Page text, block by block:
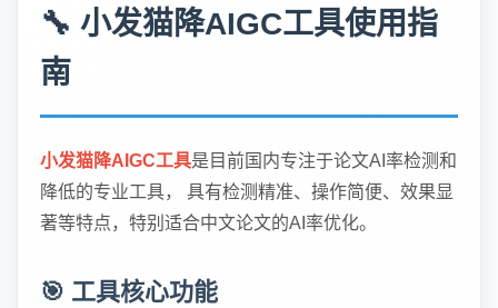
🔧 小发猫降AIGC工具使用指
南
小发猫降AIGC工具是目前国内专注于论文AI率检测和
降低的专业工具， 具有检测精准、操作简便、效果显
著等特点，特别适合中文论文的AI率优化。
🎯 工具核心功能